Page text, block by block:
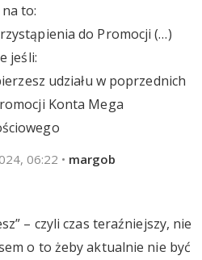
to:
do Promocji (…)
jeśli:
udziału w poprzednich
Konta Mega
06:22 • margob
– czyli czas teraźniejszy, nie
o to żeby aktualnie nie być